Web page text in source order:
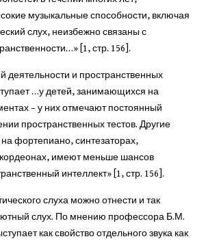
музыкальные способности, включая
слух, неизбежно связаны с
[1, стр. 156].
деятельности и пространственных
…у детей, занимающихся на
– у них отмечают постоянный
пространственных тестов. Другие
фортепиано, синтезаторах,
имеют меньше шансов
интеллект» [1, стр. 156].
слуха можно отнести и так
слух. По мнению профессора Б.М.
как свойство отдельного звука как